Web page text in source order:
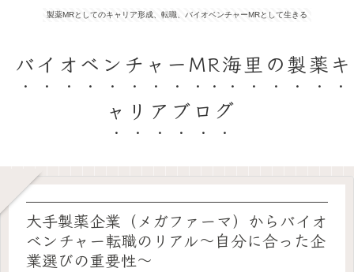
製薬MRとしてのキャリア形成、転職、バイオベンチャーMRとして生きる
バイオベンチャーMR海里の製薬キ
ャリアブログ
大手製薬企業（メガファーマ）からバイオ
ベンチャー転職のリアル〜自分に合った企
業選びの重要性〜